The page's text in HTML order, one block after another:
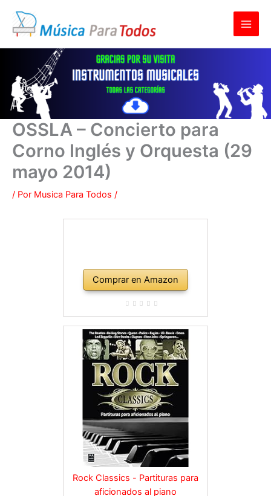
contenido
OSSLA – Concierto para
Corno Inglés y Orquesta (29
mayo 2014)
/ Por Musica Para Todos /
Comprar en Amazon
Rock Classics - Partituras para
aficionados al piano